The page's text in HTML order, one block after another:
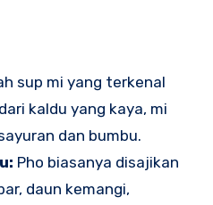
sup mi yang terkenal
kaldu yang kaya, mi
dan bumbu.
Pho biasanya disajikan
daun kemangi,